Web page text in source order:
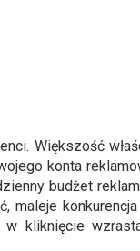
Większość
konta
budżet
maleje
w kliknięcie